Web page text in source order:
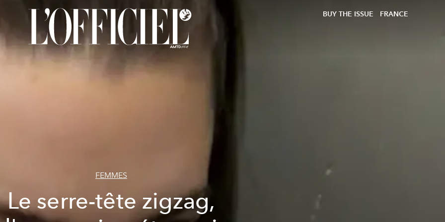
BUY THE ISSUE FRANCE
FEMMES
Le serre-tête zigzag,